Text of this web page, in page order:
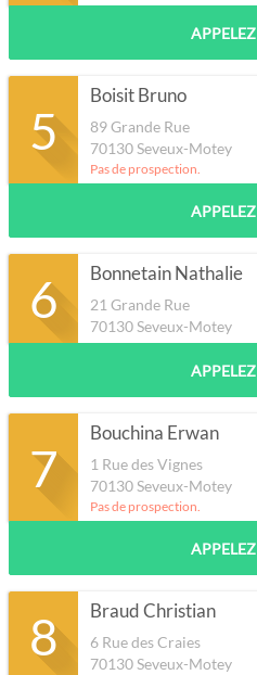
APPELEZ
5
Boisit Bruno
89 Grande Rue
70130Seveux-Motey
Pas de prospection.
APPELEZ
6 Bonnetain Nathalie
21 Grande Rue
70130Seveux-Motey
APPELEZ
7
Bouchina Erwan
1 Rue des Vignes
70130Seveux-Motey
Pas de prospection.
APPELEZ
8 Braud Christian
6 Rue des Craies
70130Seveux-Motey